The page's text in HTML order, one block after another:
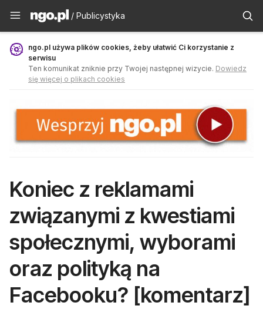
Publicystyka - ngo.pl
/ Publicystyka
ngo.pl używa plików cookies, żeby ułatwić Ci korzystanie z
serwisu
Ten komunikat zniknie przy Twojej następnej wizycie. Dowiedz
się więcej o plikach cookies
Koniec z reklamami
związanymi z kwestiami
społecznymi, wyborami
oraz polityką na
Facebooku? [komentarz]